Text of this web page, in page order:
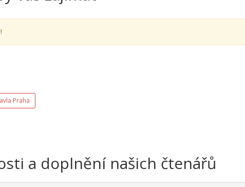
Praha
a doplnění našich čtenářů